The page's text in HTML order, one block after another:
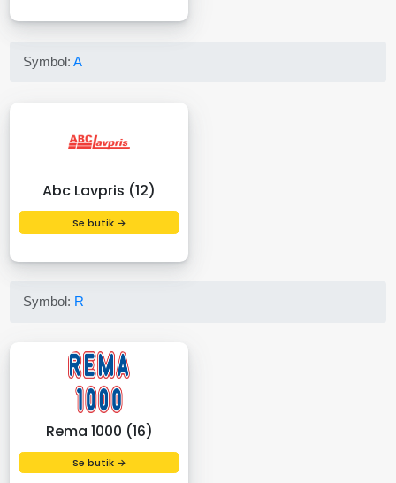
Symbol:A
Abc Lavpris (12)
Se butik →
Symbol: R
Rema 1000 (16)
Se butik →